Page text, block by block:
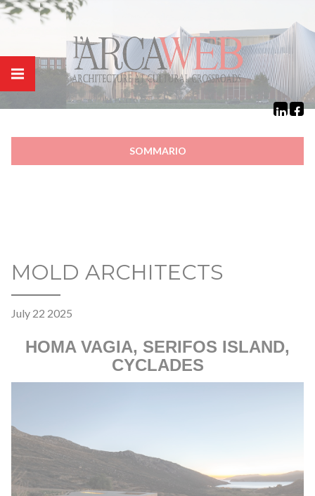
SOMMARIO
MOLD ARCHITECTS
July 22 2025
HOMA VAGIA, SERIFOS ISLAND,
CYCLADES
Cookies management panel